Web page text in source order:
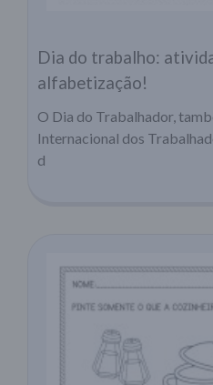
Dia do trabalho:
alfabetização!
O Dia do Trabalhador,
Internacional dos
d